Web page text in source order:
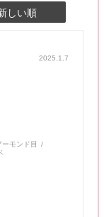
しい順
2025.1.7
ーモンド目